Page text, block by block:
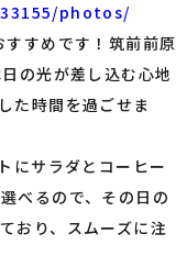
photos/
すめです！筑前前原
の光が差し込む心地
た時間を過ごせま
にサラダとコーヒー
べるので、その日の
おり、スムーズに注